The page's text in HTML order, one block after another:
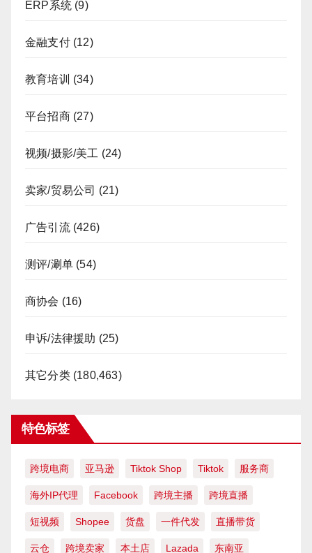
ERP系统 (9)
金融支付(12)
教育培训 (34)
平台招商(27)
视频/摄影/美工 (24)
卖家/贸易公司 (21)
广告引流(426)
测评/涮单 (54)
商协会 (16)
申诉/法律援助 (25)
其它分类(180,463)
特色标签
跨境电商 亚马逊 Tiktok Shop Tiktok 服务商
海外IP代理 Facebook 跨境主播 跨境直播
短视频 Shopee 货盘 一件代发 直播带货
云仓 跨境卖家 本土店 Lazada 东南亚